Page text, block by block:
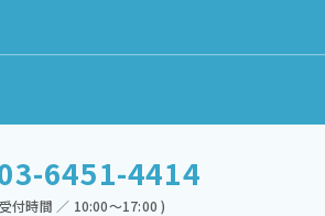
6451-4414
付時間 ／ 10:00～17:00 )